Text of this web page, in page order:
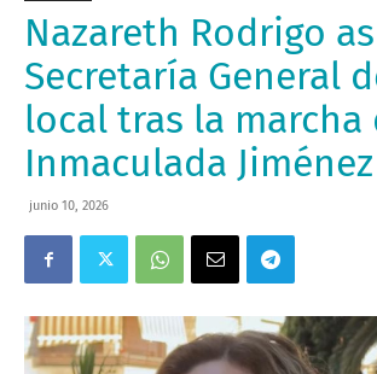
Nazareth Rodrigo
Secretaría General
local tras la marcha
Inmaculada Jiménez
junio 10, 2026